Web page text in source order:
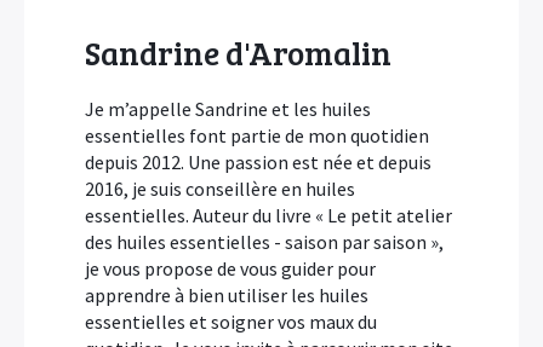
Sandrine d'Aromalin
Je m’appelle Sandrine et les huiles
essentielles font partie de mon quotidien
depuis 2012. Une passion est née et depuis
2016, je suis conseillère en huiles
essentielles. Auteur du livre « Le petit atelier
des huiles essentielles - saison par saison »,
je vous propose de vous guider pour
apprendre à bien utiliser les huiles
essentielles et soigner vos maux du